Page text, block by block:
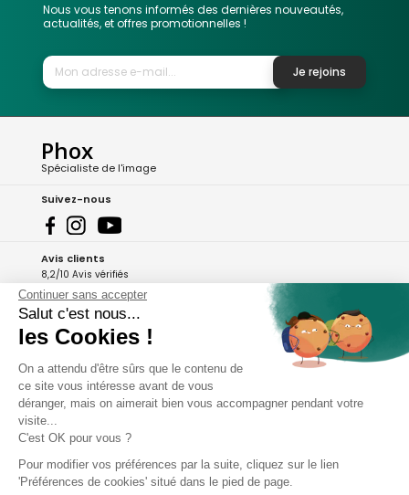
Nous vous tenons informés des dernières nouveautés,
actualités, et offres promotionnelles !
Je rejoins
Phox
Spécialiste de l'image
Suivez-nous
Avis clients
8,2/10 Avis vérifiés
L'Appli Phox
A propos de Phox
Services et garanties
Continuer sans accepter
Salut c'est nous...
les Cookies !
On a attendu d'être sûrs que le contenu de
ce site vous intéresse avant de vous
déranger, mais on aimerait bien vous accompagner pendant votre
visite...
C'est OK pour vous ?
Pour modifier vos préférences par la suite, cliquez sur le lien
'Préférences de cookies' situé dans le pied de page.